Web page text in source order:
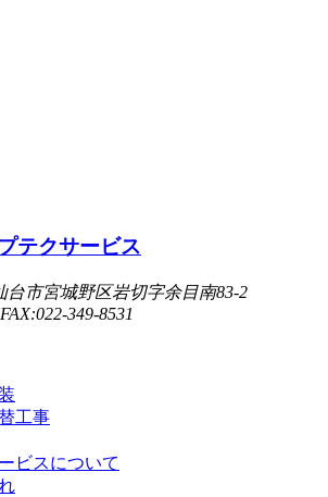
台市宮城野区岩切字余目南83-2
349-8531
工事
ビスについて